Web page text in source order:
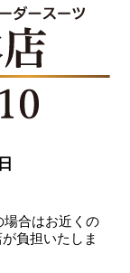
場合はお近くの
負担いたしま